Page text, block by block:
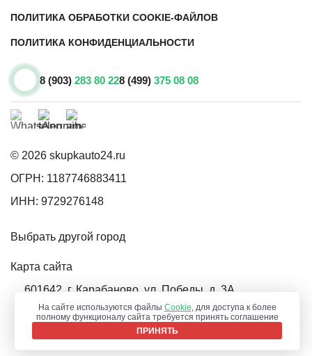
ПОЛИТИКА ОБРАБОТКИ COOKIE-ФАЙЛОВ
ПОЛИТИКА КОНФИДЕНЦИАЛЬНОСТИ
8 (903) 283 80 228 (499) 375 08 08
© 2026 skupkauto24.ru
ОГРН: 1187746883411
ИНН: 9729276148
Выбрать другой город
Карта сайта
601642, г. Карабаново, ул. Победы, д. 3А
info@skupkauto24.ru
На сайте используются файлы Cookie, для доступа к более
полному функционалу сайта требуется принять соглашение
ПРИНЯТЬ